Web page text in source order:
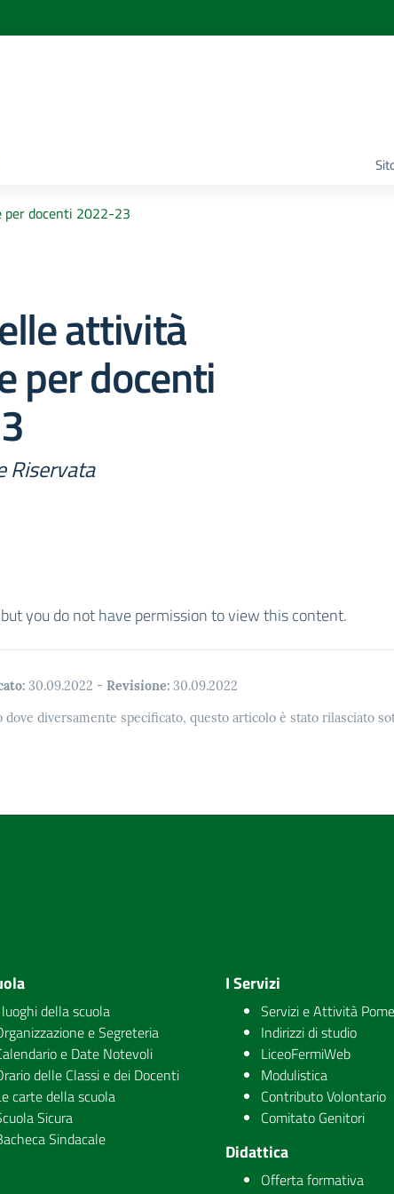
docenti 2022-23
attività
per docenti
Riservata
you do not have permission to view this content.
30.09.2022 - Revisione: 30.09.2022
dove diversamente specificato, questo articolo è stato rilasciato
della scuola
e Segreteria
e Date Notevoli
delle Classi e dei Docenti
carte della scuola
Sicura
Sindacale
I Servizi
Servizi e Attività
Indirizzi di studio
LiceoFermiWeb
Modulistica
Contributo Volontario
Comitato Genitori
Didattica
Offerta formativa